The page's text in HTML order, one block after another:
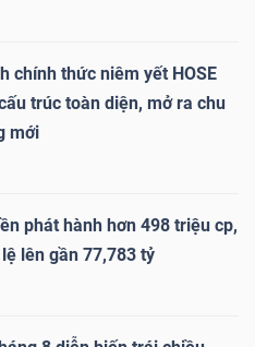
chính thức niêm yết HOSE
trúc toàn diện, mở ra chu
mới
phát hành hơn 498 triệu cp,
lên gần 77,783 tỷ